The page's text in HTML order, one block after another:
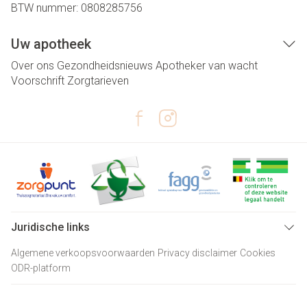
BTW nummer: 0808285756
Uw apotheek
Over ons Gezondheidsnieuws Apotheker van wacht
Voorschrift Zorgtarieven
Juridische links
Algemene verkoopsvoorwaarden Privacy disclaimer Cookies
ODR-platform